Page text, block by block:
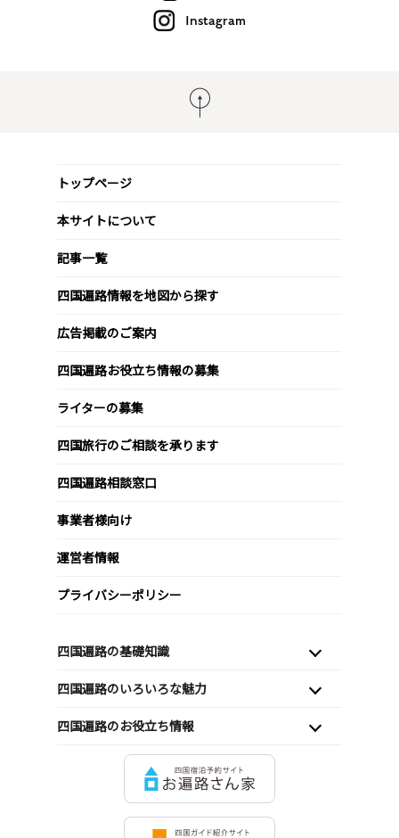
Instagram
トップページ
本サイトについて
記事一覧
四国遍路情報を地図から探す
広告掲載のご案内
四国遍路お役立ち情報の募集
ライターの募集
四国旅行のご相談を承ります
四国遍路相談窓口
事業者様向け
運営者情報
プライバシーポリシー
四国遍路の基礎知識
四国遍路のいろいろな魅力
四国遍路のお役立ち情報